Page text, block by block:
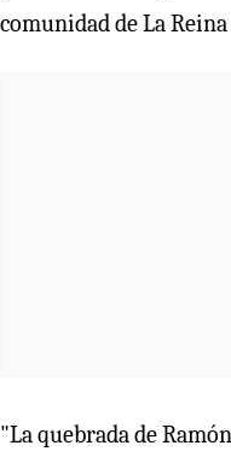
comunidad de La
"La quebrada de